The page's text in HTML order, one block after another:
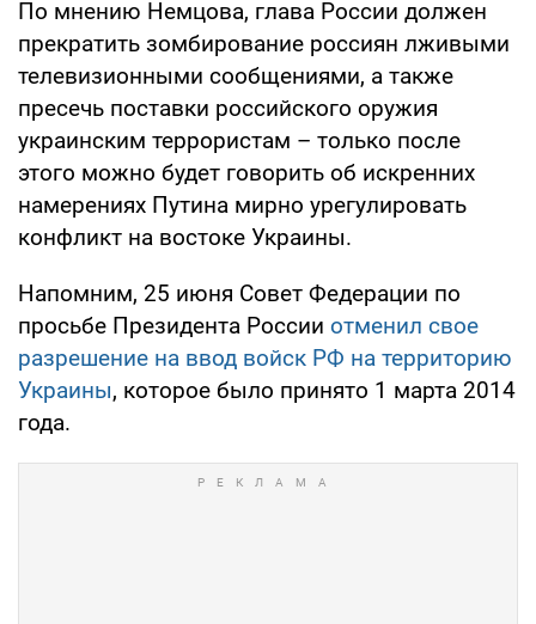
По мнению Немцова, глава России должен
прекратить зомбирование россиян лживыми
телевизионными сообщениями, а также
пресечь поставки российского оружия
украинским террористам – только после
этого можно будет говорить об искренних
намерениях Путина мирно урегулировать
конфликт на востоке Украины.
Напомним, 25 июня Совет Федерации по
просьбе Президента России отменил свое
разрешение на ввод войск РФ на территорию
Украины, которое было принято 1 марта 2014
года.